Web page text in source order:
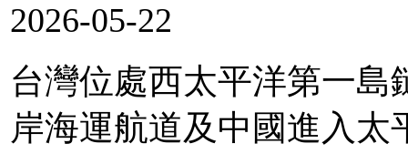
2026-05-22
台灣位處西太平洋第一
岸海運航道及中國進入